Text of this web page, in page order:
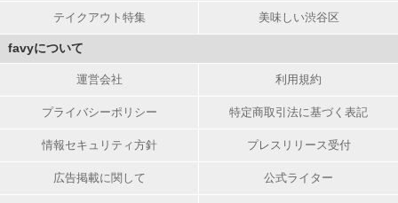
テイクアウト特集 美味しい渋谷区
favyについて
運営会社 利用規約
プライバシーポリシー 特定商取引法に基づく表記
情報セキュリティ方針 プレスリリース受付
広告掲載に関して 公式ライター